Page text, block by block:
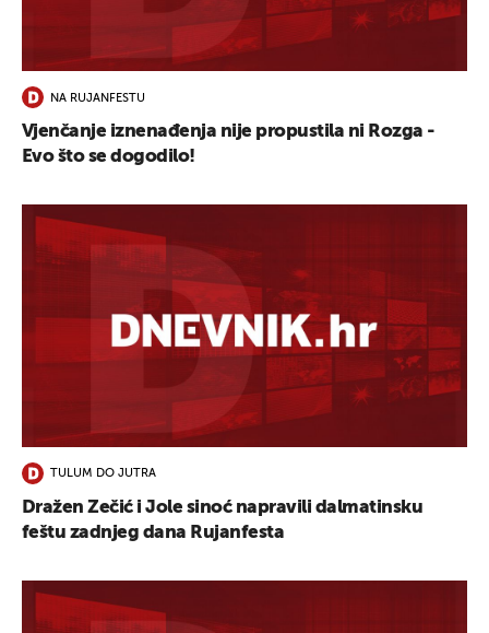
NA RUJANFESTU
Vjenčanje iznenađenja nije propustila ni Rozga -
Evo što se dogodilo!
TULUM DO JUTRA
Dražen Zečić i Jole sinoć napravili dalmatinsku
feštu zadnjeg dana Rujanfesta